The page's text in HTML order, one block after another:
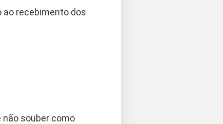
ao recebimento dos
não souber como